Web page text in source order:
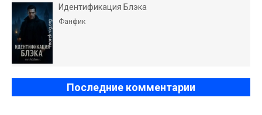
Идентификация Блэка
Фанфик
Последние комментарии